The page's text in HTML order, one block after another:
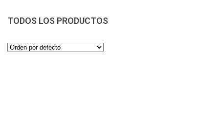
TODOS LOS PRODUCTOS